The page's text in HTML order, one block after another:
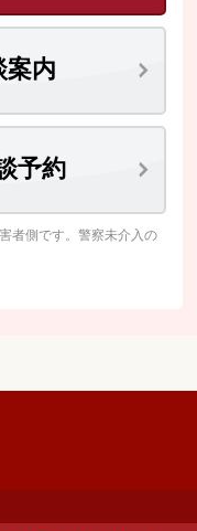
案内
予約
者側です。警察未介入の